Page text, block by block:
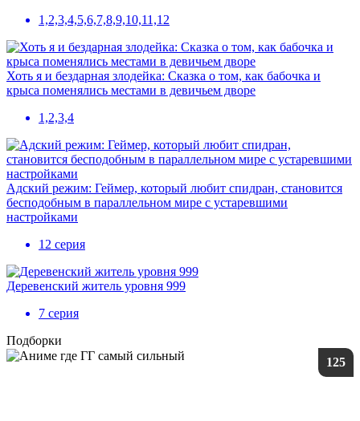
1,2,3,4,5,6,7,8,9,10,11,12
Хоть я и бездарная злодейка: Сказка о том, как бабочка и
крыса поменялись местами в девичьем дворе
1,2,3,4
Адский режим: Геймер, который любит спидран, становится
бесподобным в параллельном мире с устаревшими
настройками
12 серия
Деревенский житель уровня 999
7 серия
Подборки
125